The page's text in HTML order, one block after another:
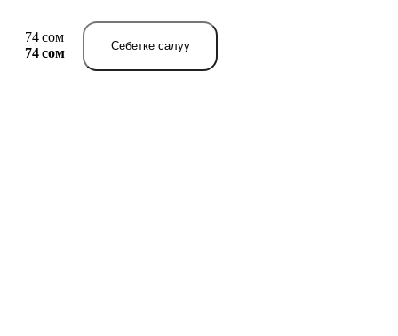
74 сом
74 сом
Себетке салуу